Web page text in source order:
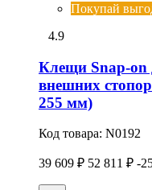
Покупай
4.9
Клещи Snap-on
внешних
255 мм)
Код товара: N0192
39 609 ₽ 52 811 ₽ -